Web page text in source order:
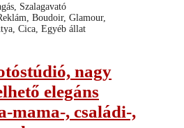
Szalagavató
Boudoir, Glamour,
Cica, Egyéb állat
nagy
elegáns
mama-, családi-,